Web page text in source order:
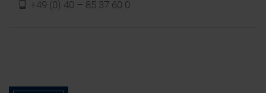
f +49 (0) 40 – 85 37 60 0